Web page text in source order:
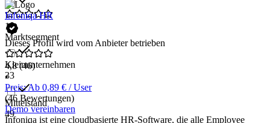
1
Marktsegment
Kleinunternehmen
33
Mittelstand
49
Infoniqa HR
Dieses Profil wird vom Anbieter betrieben
4,8(46)
•
Preis: Ab 0,89 € / User
(46 Bewertungen)
Demo vereinbaren
Infoniqa ist eine cloudbasierte HR-Software, die alle Employee